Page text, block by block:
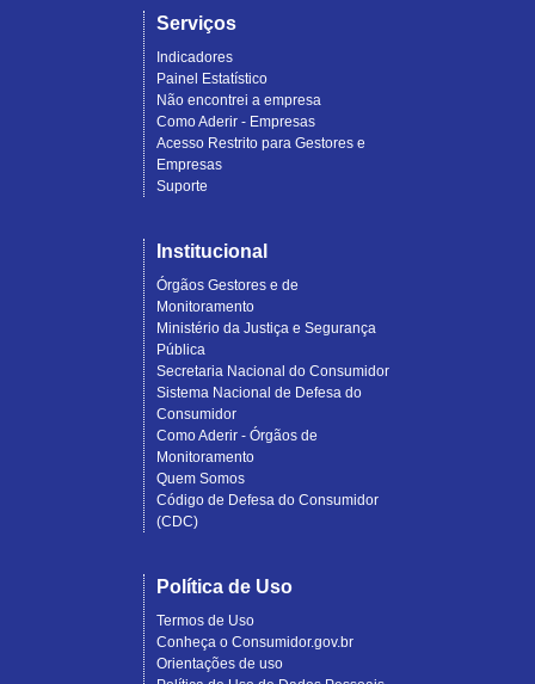
Serviços
Indicadores
Painel Estatístico
Não encontrei a empresa
Como Aderir - Empresas
Acesso Restrito para Gestores e
Empresas
Suporte
Institucional
Órgãos Gestores e de
Monitoramento
Ministério da Justiça e Segurança
Pública
Secretaria Nacional do Consumidor
Sistema Nacional de Defesa do
Consumidor
Como Aderir - Órgãos de
Monitoramento
Quem Somos
Código de Defesa do Consumidor
(CDC)
Política de Uso
Termos de Uso
Conheça o Consumidor.gov.br
Orientações de uso